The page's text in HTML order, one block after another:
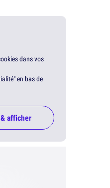
dans vos
en bas de
afficher